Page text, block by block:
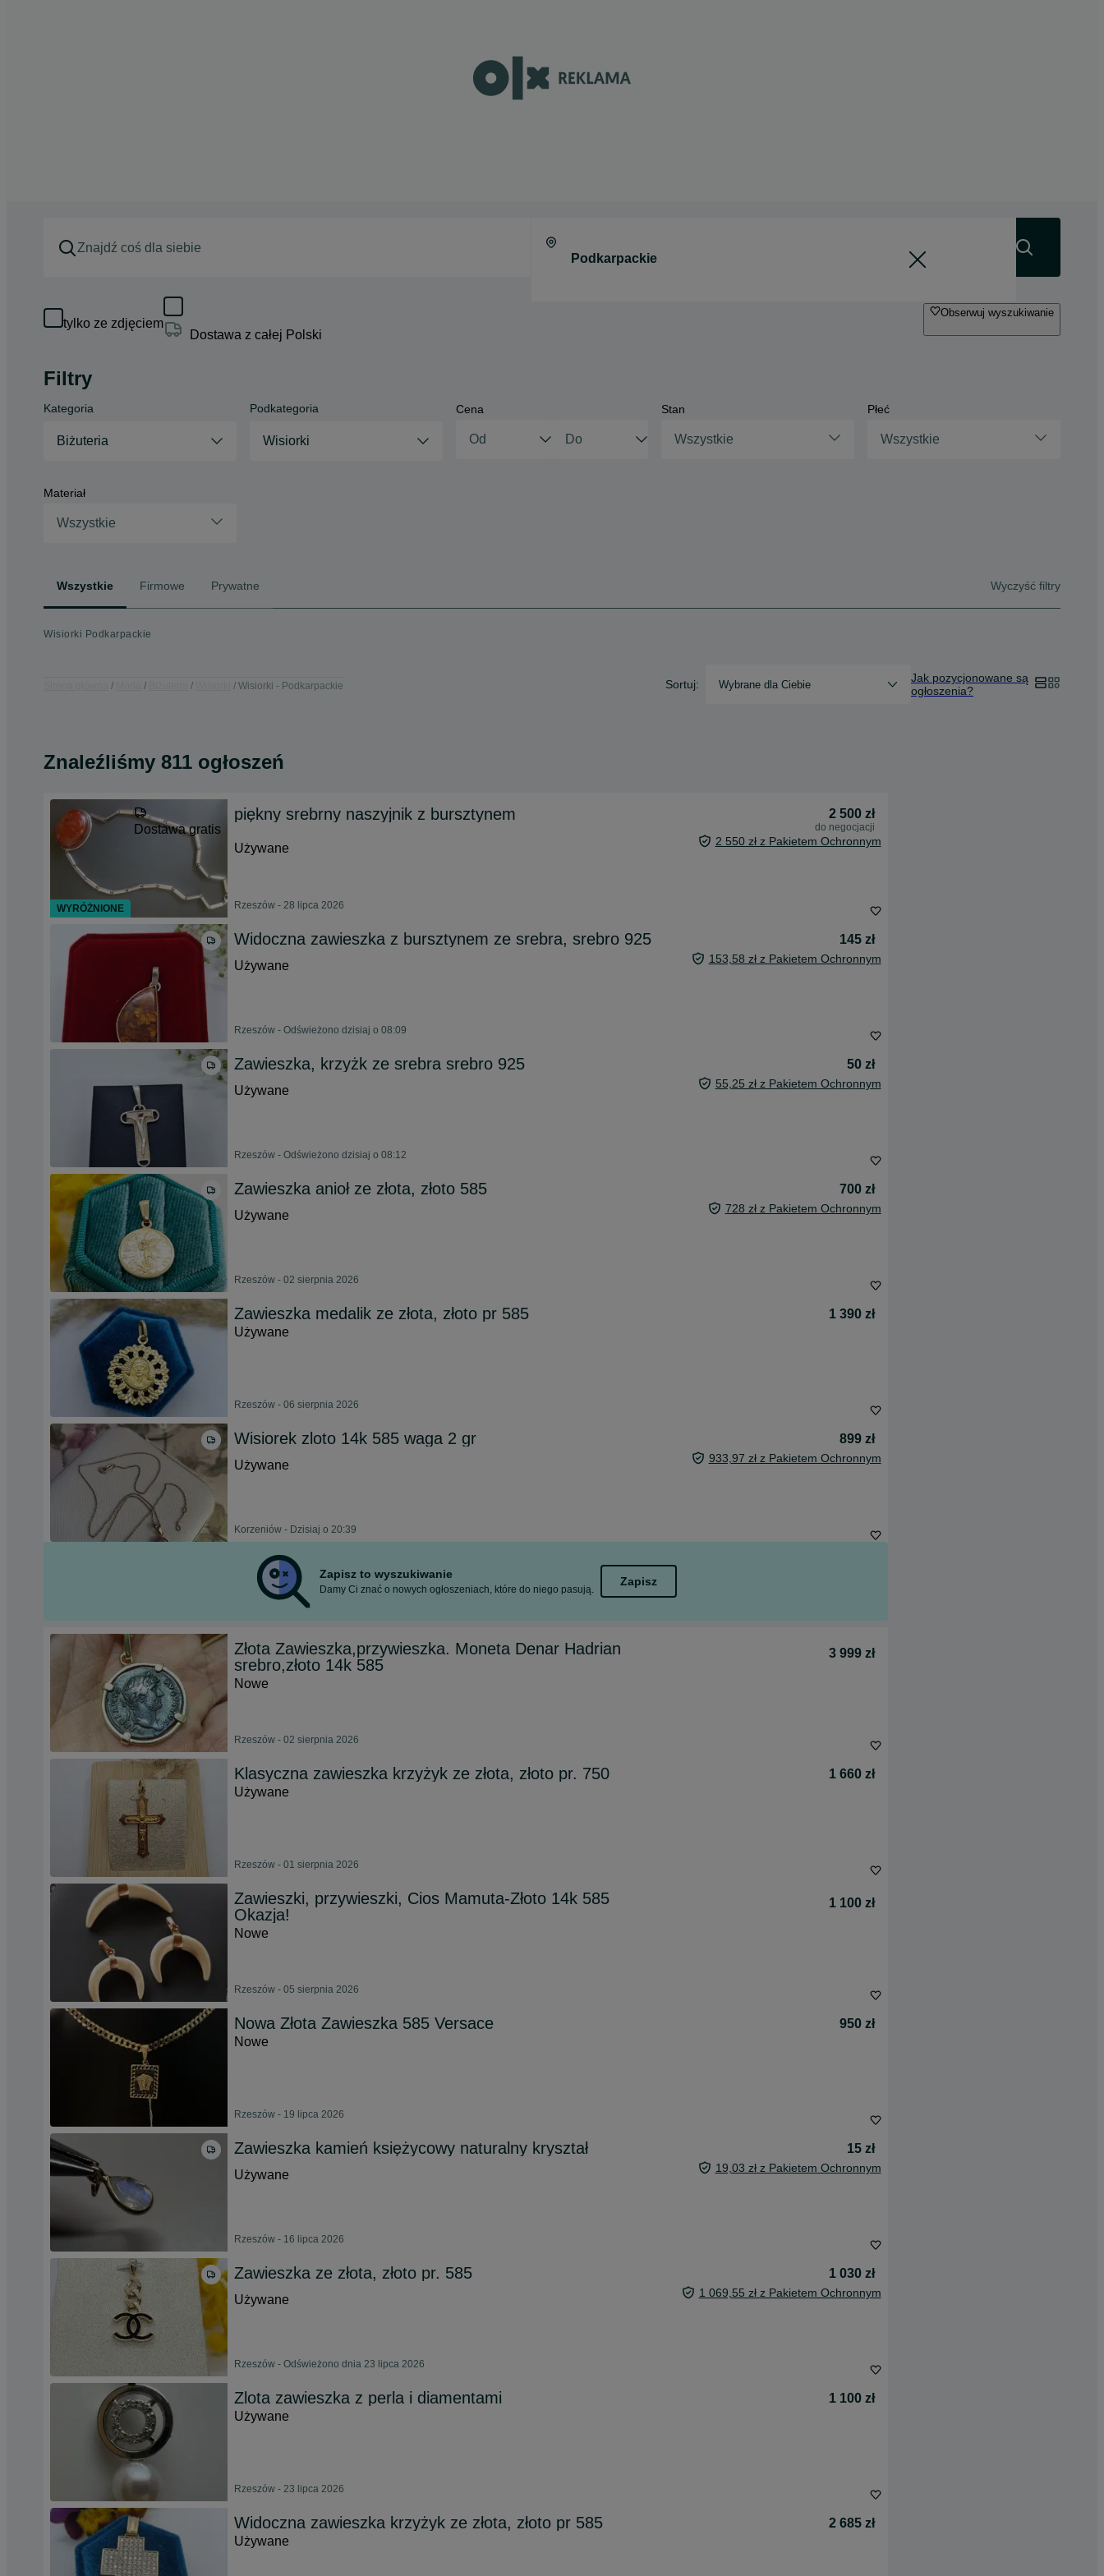
tylko ze zdjęciem
Dostawa z całej Polski
Obserwuj wyszukiwanie
Filtry
Kategoria
Biżuteria
Podkategoria
Wisiorki
Cena Stan
Wszystkie
Płeć
Wszystkie
Materiał
Wszystkie
Wszystkie Firmowe Prywatne Wyczyść filtry
Wisiorki Podkarpackie
Wisiorki - Podkarpackie Sortuj: Wybrane dla Ciebie
Jak pozycjonowane są
ogłoszenia?
Znaleźliśmy 811 ogłoszeń
Dostawa gratis
piękny srebrny naszyjnik z bursztynem 2 500 zł
do negocjacji
Używane 2 550 zł z Pakietem Ochronnym
Rzeszów - 28 lipca 2026
Widoczna zawieszka z bursztynem ze srebra, srebro 925
145 zł
Używane
153,58 zł z Pakietem Ochronnym
Rzeszów - Odświeżono dzisiaj o 08:09
Zawieszka, krzyżk ze srebra srebro 925
50 zł
Używane
55,25 zł z Pakietem Ochronnym
Rzeszów - Odświeżono dzisiaj o 08:12
Zawieszka anioł ze złota, złoto 585
700 zł
Używane
728 zł z Pakietem Ochronnym
Rzeszów - 02 sierpnia 2026
Zawieszka medalik ze złota, złoto pr 585
1 390 zł
Używane
Rzeszów - 06 sierpnia 2026
Wisiorek zloto 14k 585 waga 2 gr
899 zł
Używane
933,97 zł z Pakietem Ochronnym
Korzeniów - Dzisiaj o 20:39
Zapisz to wyszukiwanie
Damy Ci znać o nowych ogłoszeniach, które do niego pasują.
Zapisz
Złota Zawieszka,przywieszka. Moneta Denar Hadrian
srebro,złoto 14k 585
3 999 zł
Nowe
Rzeszów - 02 sierpnia 2026
Klasyczna zawieszka krzyżyk ze złota, złoto pr. 750
1 660 zł
Używane
Rzeszów - 01 sierpnia 2026
Zawieszki, przywieszki, Cios Mamuta-Złoto 14k 585
Okazja!
1 100 zł
Nowe
Rzeszów - 05 sierpnia 2026
Nowa Złota Zawieszka 585 Versace
950 zł
Nowe
Rzeszów - 19 lipca 2026
Zawieszka kamień księżycowy naturalny kryształ
15 zł
Używane
19,03 zł z Pakietem Ochronnym
Rzeszów - 16 lipca 2026
Zawieszka ze złota, złoto pr. 585
1 030 zł
Używane
1 069,55 zł z Pakietem Ochronnym
Rzeszów - Odświeżono dnia 23 lipca 2026
Zlota zawieszka z perla i diamentami
1 100 zł
Używane
Rzeszów - 23 lipca 2026
Widoczna zawieszka krzyżyk ze złota, złoto pr 585
2 685 zł
Używane
WYRÓŻNIONE